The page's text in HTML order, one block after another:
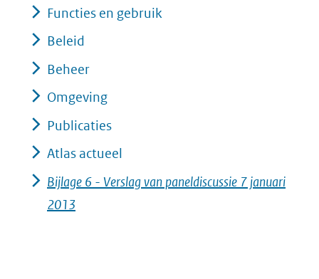
Functies en gebruik
Beleid
Beheer
Omgeving
Publicaties
Atlas actueel
Bijlage 6 - Verslag van paneldiscussie 7 januari
2013